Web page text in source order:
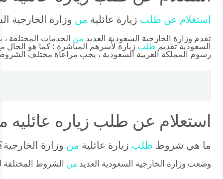
استعلام عن طلب زيارة عائلية من وزارة الخارجية
تقدم وزارة الخارجية السعودية العديد من الخدمات المختلفة
السعودية تقديم طلب زيارة لأسرهم المباشرة ؛ كما هو الحال مع
رسوم المملكة العربية السعودية ، يجب مراعاة مختلف الشروط
استعلام عن طلب زياره عائليه
ما هي شروط طلب زيارة عائلية من وزارة
وضعت وزارة الخارجية السعودية العديد من الشروط المختلفة